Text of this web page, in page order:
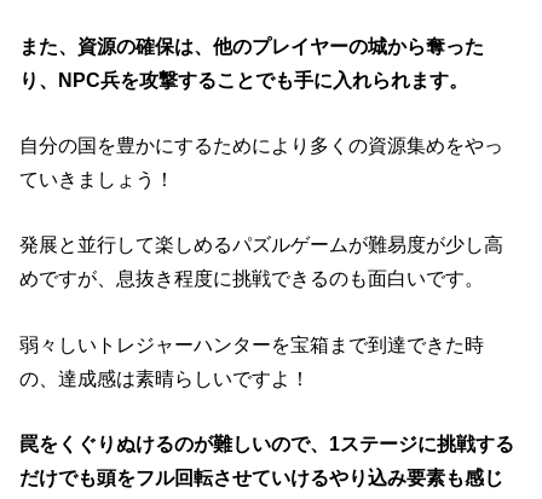
また、資源の確保は、他のプレイヤーの城から奪った
り、NPC兵を攻撃することでも手に入れられます。
自分の国を豊かにするためにより多くの資源集めをやっ
ていきましょう！
発展と並行して楽しめるパズルゲームが難易度が少し高
めですが、息抜き程度に挑戦できるのも面白いです。
弱々しいトレジャーハンターを宝箱まで到達できた時
の、達成感は素晴らしいですよ！
罠をくぐりぬけるのが難しいので、1ステージに挑戦する
だけでも頭をフル回転させていけるやり込み要素も感じ